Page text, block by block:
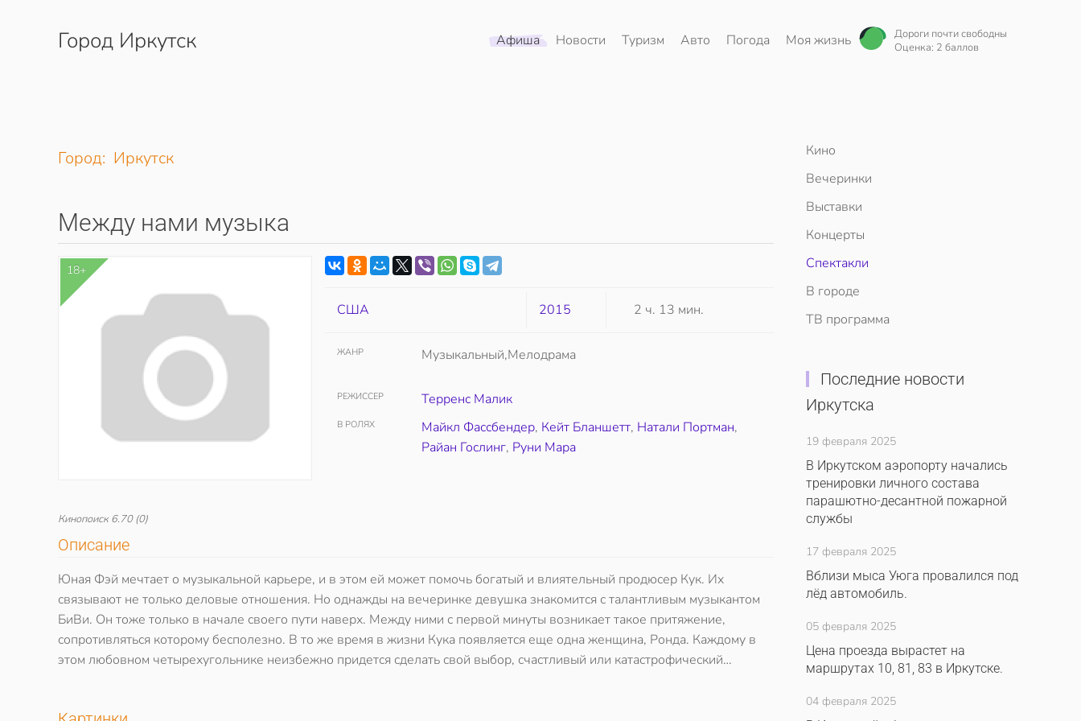
Перейти к содержимому
Город Иркутск Афиша Новости Туризм Авто Погода Моя жизнь
Дороги почти свободны
Оценка: 2 баллов
Город: Иркутск
Между нами музыка
18+
Кинопоиск 6.70(0)
США 2015 2 ч. 13 мин.
ЖАНР Музыкальный,Мелодрама
РЕЖИССЕР Терренс Малик
В РОЛЯХ Майкл Фассбендер, Кейт Бланшетт, Натали Портман,
Райан Гослинг, Руни Мара
Описание
Юная Фэй мечтает о музыкальной карьере, и в этом ей может помочь богатый и влиятельный продюсер Кук. Их
связывают не только деловые отношения. Но однажды на вечеринке девушка знакомится с талантливым музыкантом
БиВи. Он тоже только в начале своего пути наверх. Между ними с первой минуты возникает такое притяжение,
сопротивляться которому бесполезно. В то же время в жизни Кука появляется еще одна женщина, Ронда. Каждому в
этом любовном четырехугольнике неизбежно придется сделать свой выбор, счастливый или катастрофический…
Кино
Вечеринки
Выставки
Концерты
Спектакли
В городе
ТВ программа
Последние новости
Иркутска
19 февраля 2025
В Иркутском аэропорту начались
тренировки личного состава
парашютно-десантной пожарной
службы
17 февраля 2025
Вблизи мыса Уюга провалился под
лёд автомобиль.
05 февраля 2025
Цена проезда вырастет на
маршрутах 10, 81, 83 в Иркутске.
04 февраля 2025